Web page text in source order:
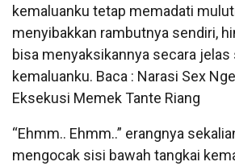
kemaluanku tetap memadati
menyibakkan rambutnya sendiri,
bisa menyaksikannya secara
kemaluanku. Baca : Narasi Sex
Eksekusi Memek Tante Riang
“Ehmm.. Ehmm..” erangnya
mengocak sisi bawah tangkai